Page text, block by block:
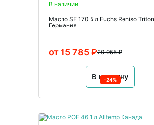
В наличии
Масло SE 170 5 л Fuchs Reniso Triton
Германия
20 955 ₽
от 15 785 ₽
В корзину
-24%